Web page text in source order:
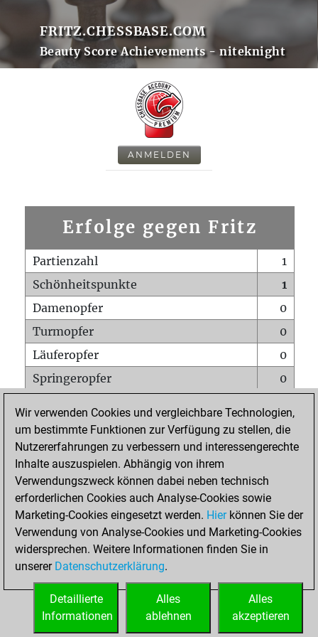
FRITZ.CHESSBASE.COM
Beauty Score Achievements - niteknight
ANMELDEN
Erfolge gegen Fritz
Partienzahl
1
Schönheitspunkte
1
Damenopfer
0
Turmopfer
0
Läuferopfer
0
Springeropfer
0
Matt auf vollem Brett
0
Bauer setzt Matt
0
Erstickte Matts
Unterverwandlungen
Türme auf der siebten
0
STARTSEITE
Wir verwenden Cookies und vergleichbare Technologien,
um bestimmte Funktionen zur Verfügung zu stellen, die
Nutzererfahrungen zu verbessern und interessengerechte
Inhalte auszuspielen. Abhängig von ihrem
Verwendungszweck können dabei neben technisch
erforderlichen Cookies auch Analyse-Cookies sowie
Marketing-Cookies eingesetzt werden. Hierkönnen Sie der
Verwendung von Analyse-Cookies und Marketing-Cookies
widersprechen. Weitere Informationen finden Sie in
unserer Datenschutzerklärung.
Alles
akzeptieren
Alles
ablehnen
Detaillierte
Informationen